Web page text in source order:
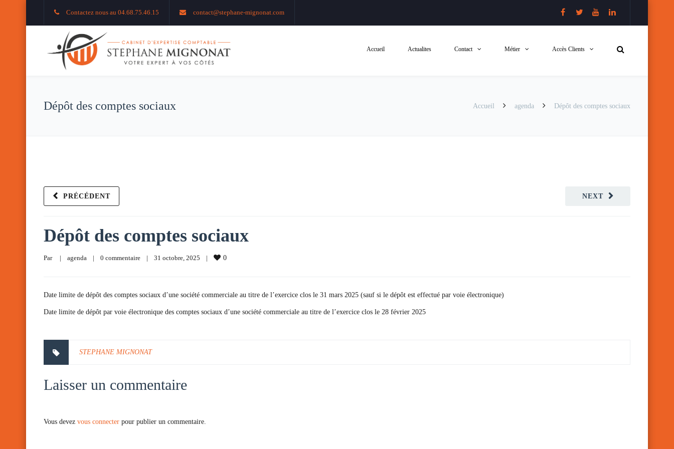
Contactez nous au 04.68.75.46.15 contact@stephane-mignonat.com
Accueil Actualites Contact Métier Accès Clients
Dépôt des comptes sociaux Accueil agenda Dépôt des comptes sociaux
NEXT
PRÉCÉDENT
Dépôt des comptes sociaux
Par | agenda | 0 commentaire | 31 octobre, 2025 | 0
Date limite de dépôt des comptes sociaux d’une société commerciale au titre de l’exercice clos le 31 mars 2025 (sauf si le dépôt est effectué par voie électronique)
Date limite de dépôt par voie électronique des comptes sociaux d’une société commerciale au titre de l’exercice clos le 28 février 2025
STEPHANE MIGNONAT
Laisser un commentaire
Vous devez vous connecter pour publier un commentaire.